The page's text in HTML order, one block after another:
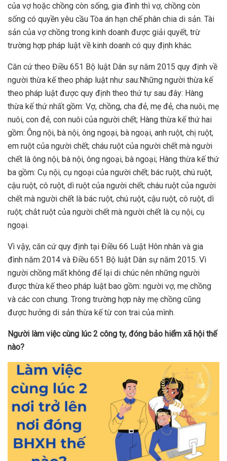
của vợ hoặc chồng còn sống, gia đình thì vợ, chồng còn
sống có quyền yêu cầu Tòa án hạn chế phân chia di sản. Tài
sản của vợ chồng trong kinh doanh được giải quyết, trừ
trường hợp pháp luật về kinh doanh có quy định khác.
Căn cứ theo Điều 651 Bộ luật Dân sự năm 2015 quy định về
người thừa kế theo pháp luật như sau:Những người thừa kế
theo pháp luật được quy định theo thứ tự sau đây: Hàng
thừa kế thứ nhất gồm: Vợ, chồng, cha đẻ, mẹ đẻ, cha nuôi, mẹ
nuôi, con đẻ, con nuôi của người chết; Hàng thừa kế thứ hai
gồm: Ông nội, bà nội, ông ngoại, bà ngoại, anh ruột, chị ruột,
em ruột của người chết; cháu ruột của người chết mà người
chết là ông nội, bà nội, ông ngoại, bà ngoại; Hàng thừa kế thứ
ba gồm: Cụ nội, cụ ngoại của người chết; bác ruột, chú ruột,
cậu ruột, cô ruột, dì ruột của người chết; cháu ruột của người
chết mà người chết là bác ruột, chú ruột, cậu ruột, cô ruột, dì
ruột; chắt ruột của người chết mà người chết là cụ nội, cụ
ngoại.
Vì vậy, căn cứ quy định tại Điều 66 Luật Hôn nhân và gia
đình năm 2014 và Điều 651 Bộ luật Dân sự năm 2015. Vì
người chồng mất không để lại di chúc nên những người
được thừa kế theo pháp luật bao gồm: người vợ, mẹ chồng
và các con chung. Trong trường hợp này mẹ chồng cũng
được hưởng di sản thừa kế từ con trai của mình.
Người làm việc cùng lúc 2 công ty, đóng bảo hiểm xã hội thế
nào?